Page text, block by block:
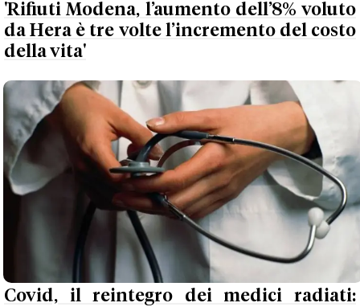
'Rifiuti Modena, l’aumento dell’8% voluto
da Hera è tre volte l’incremento del costo
della vita'
Covid, il reintegro dei medici radiati: